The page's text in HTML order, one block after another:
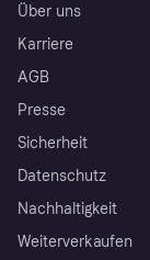
Über uns
Karriere
AGB
Presse
Sicherheit
Datenschutz
Nachhaltigkeit
Weiterverkaufen